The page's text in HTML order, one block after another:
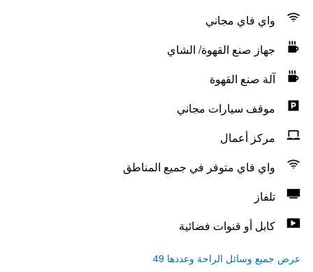
واي فاي مجاني
جهاز صنع القهوة/ الشاي
آلة صنع القهوة
موقف سيارات مجاني
مركز أعمال
واي فاي متوفر في جميع المناطق
تلفاز
كابل أو قنوات فضائية
عرض جميع وسائل الراحة وعددها 49